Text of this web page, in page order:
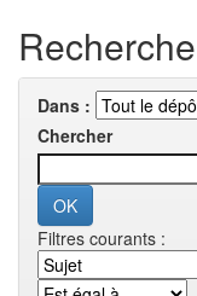
Recherche
Dans :
Chercher
Filtres courants :